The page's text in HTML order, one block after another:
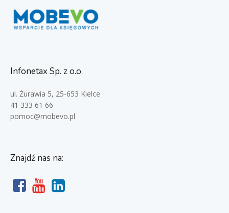
Infonetax Sp. z o.o.
ul. Żurawia 5, 25-653 Kielce
41 333 61 66
pomoc@mobevo.pl
Znajdź nas na: